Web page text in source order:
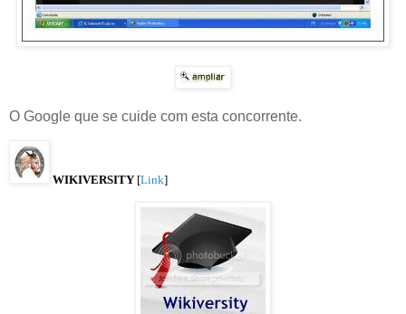
O Google que se cuide com esta concorrente.
WIKIVERSITY [Link]